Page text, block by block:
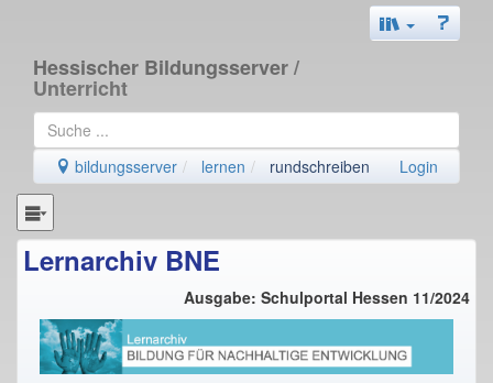
Hessischer Bildungsserver/
Unterricht
bildungsserver lernen rundschreiben Login
Lernarchiv BNE
Ausgabe: Schulportal Hessen 11/2024